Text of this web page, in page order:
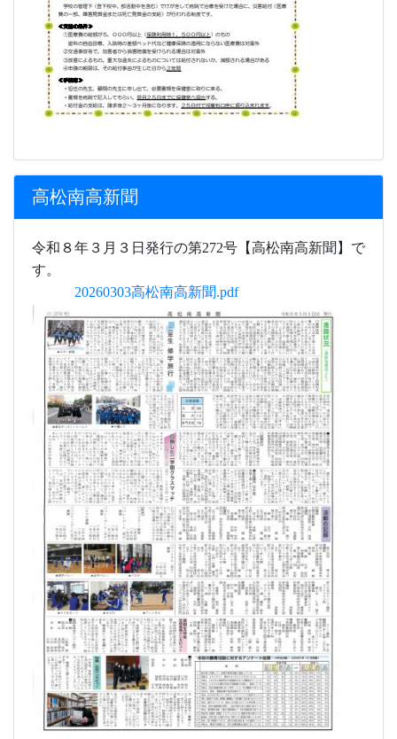
高松南高新聞
令和８年３月３日発行の第272号【高松南高新聞】で
す。
20260303高松南高新聞.pdf